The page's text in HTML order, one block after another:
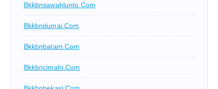
Bkkbnsawahlunto.com
Bkkbndumai.com
Bkkbnbatam.com
Bkkbncimahi.com